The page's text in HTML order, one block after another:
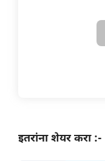
इतरांना शेयर करा :-